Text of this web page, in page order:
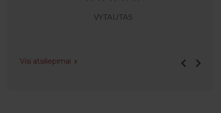
VYTAUTAS
Visi atsiliepimai